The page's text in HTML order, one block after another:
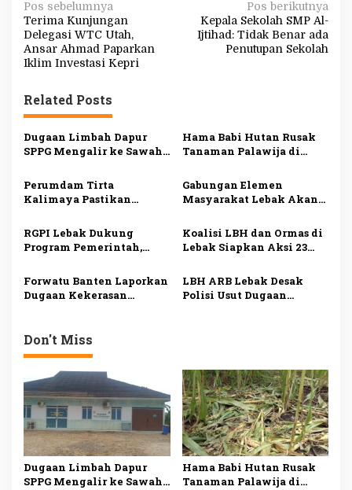
N
a
v
i
g
a
s
i
p
o
s
Pos sebelumnya
Terima Kunjungan
Delegasi WTC Utah,
Ansar Ahmad Paparkan
Iklim Investasi Kepri
Pos berikutnya
Kepala Sekolah SMP Al-
Ijtihad: Tidak Benar ada
Penutupan Sekolah
Related Posts
Dugaan Limbah Dapur
SPPG Mengalir ke Sawah
Investigasi Minta
Pemeriksaan Menyeluruh
Hama Babi Hutan Rusak
Tanaman Palawija di
hingga Puluhan Juta
Rupiah
Perumdam Tirta
Kalimaya Pastikan
33.000 Pelanggan di Lebak
Tetap Lancar saat
Kemarau
Gabungan Elemen
Masyarakat Lebak Akan
PDI Perjuangan, Bawa
Lima Tuntutan
RGPI Lebak Dukung
Program Pemerintah,
Kelola demi
Kesejahteraan Rakyat
Koalisi LBH dan Ormas di
Lebak Siapkan Aksi 23
Mundur
Forwatu Banten Laporkan
Dugaan Kekerasan
Massa
LBH ARB Lebak Desak
Polisi Usut Dugaan
Don't Miss
Dugaan Limbah Dapur
SPPG Mengalir ke Sawah
Hama Babi Hutan Rusak
Tanaman Palawija di